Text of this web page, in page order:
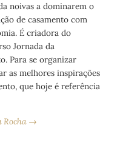
noivas a dominarem o
de casamento com
É criadora do
Jornada da
Para se organizar
as melhores inspirações
que hoje é referência
Rocha →